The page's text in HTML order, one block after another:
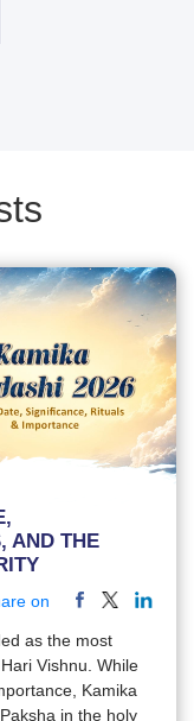
AND THE
on
as the most
Vishnu. While
Kamika
in the holy